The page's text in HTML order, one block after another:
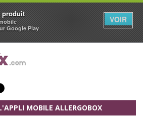
produit
Google Play
VOIR
MOBILE ALLERGOBOX